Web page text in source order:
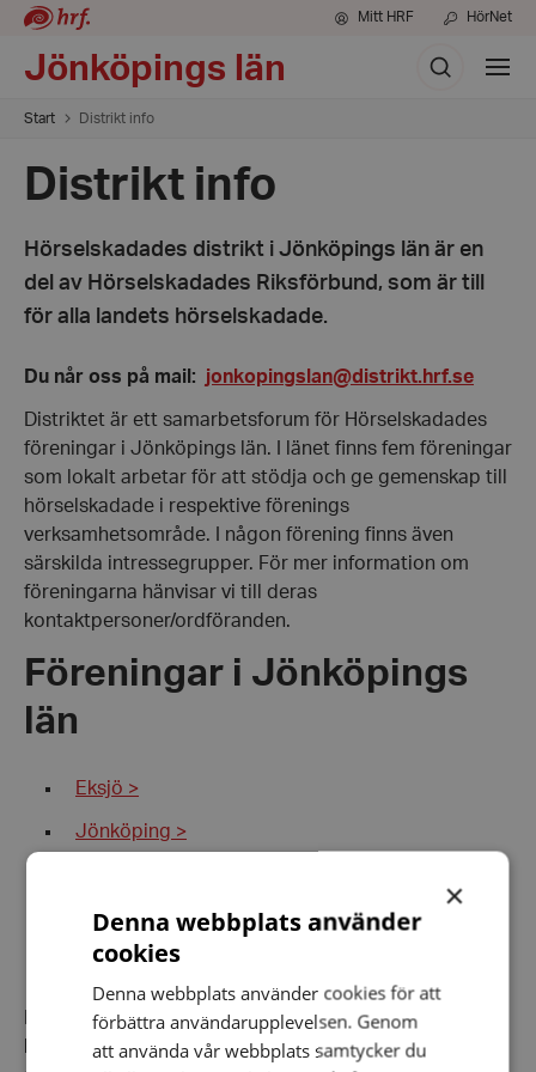
Mitt HRF HörNet
Jönköpings län Sök
Visa
meny
Start Distrikt info
Distrikt info
Hörselskadades distrikt i Jönköpings län är en
del av Hörselskadades Riksförbund, som är till
för alla landets hörselskadade.
Du når oss på mail: jonkopingslan@distrikt.hrf.se
Distriktet är ett samarbetsforum för Hörselskadades
föreningar i Jönköpings län. I länet finns fem föreningar
som lokalt arbetar för att stödja och ge gemen­skap till
hörselskadade i respektive förenings
verksamhetsområde. I någon förening finns även
särskilda intressegrupper. För mer information om
föreningarna hänvisar vi till deras
kontaktpersoner/ordföranden.
Föreningar i Jönköpings
län
Eksjö >
Jönköping >
Vetlanda-Sävsjö >
Värnamo >
Distriktets uppgift är att vara Hörselskadades
kontaktyta mot landstinget och hörsel­vården, att
×
Denna webbplats använder
cookies
Denna webbplats använder cookies för att
förbättra användarupplevelsen. Genom
att använda vår webbplats samtycker du